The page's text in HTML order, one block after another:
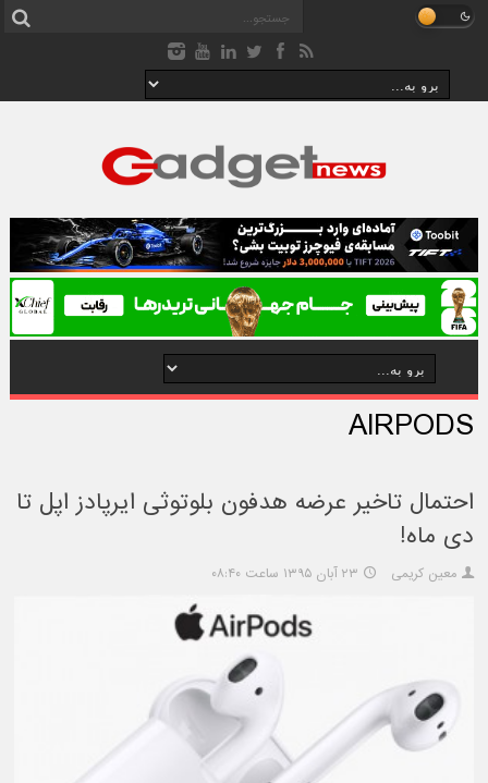
AIRPODS
احتمال تاخیر عرضه هدفون بلوتوثی ایرپادز اپل تا
دی ماه!
معین کریمی ۲۳ آبان ۱۳۹۵ ساعت ۰۸:۴۰